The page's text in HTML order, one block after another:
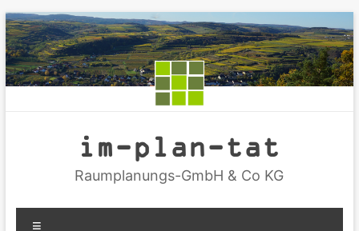
Zum
Inhalt
springen
im-plan-tat
Raumplanungs-GmbH & Co KG